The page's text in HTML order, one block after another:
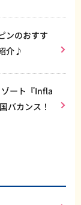
、素敵な思い出
Roo
もらえるキャン
。体験をシェアす
てみる価値があり
いポイントです​
間] 火曜日～日
、当日券の場
https://w
に訪れることで、
ンのおすす
介♪
ート『Infla
バカンス！